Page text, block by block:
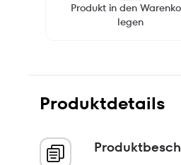
Produkt in den
legen
Produktdetails